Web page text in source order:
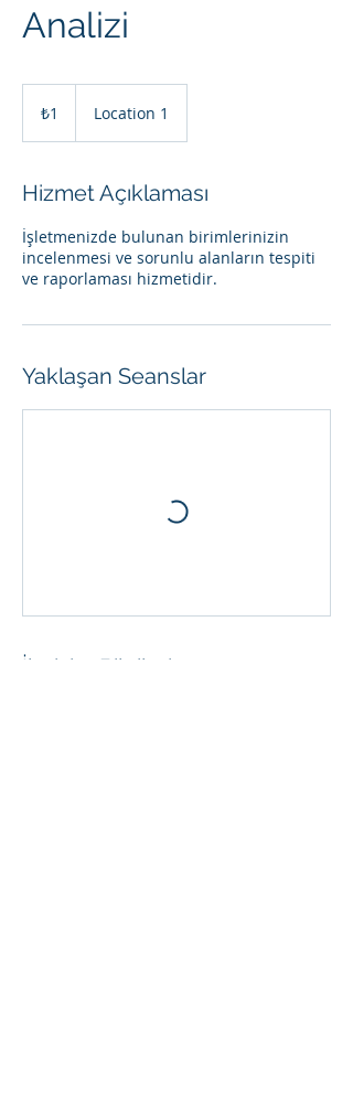
Analizi
Türk
lirası₺1 Location 1
Hizmet Açıklaması
İşletmenizde bulunan birimlerinizin
incelenmesi ve sorunlu alanların tespiti
ve raporlaması hizmetidir.
Yaklaşan Seanslar
İletişim Bilgileri